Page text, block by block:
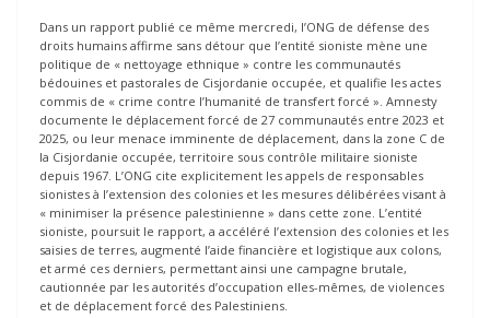
Dans un rapport publié ce même mercredi, l’ONG de défense des
droits humains affirme sans détour que l’entité sioniste mène une
politique de « nettoyage ethnique » contre les communautés
bédouines et pastorales de Cisjordanie occupée, et qualifie les actes
commis de « crime contre l’humanité de transfert forcé ». Amnesty
documente le déplacement forcé de 27 communautés entre 2023 et
2025, ou leur menace imminente de déplacement, dans la zone C de
la Cisjordanie occupée, territoire sous contrôle militaire sioniste
depuis 1967. L’ONG cite explicitement les appels de responsables
sionistes à l’extension des colonies et les mesures délibérées visant à
« minimiser la présence palestinienne » dans cette zone. L’entité
sioniste, poursuit le rapport, a accéléré l’extension des colonies et les
saisies de terres, augmenté l’aide financière et logistique aux colons,
et armé ces derniers, permettant ainsi une campagne brutale,
cautionnée par les autorités d’occupation elles-mêmes, de violences
et de déplacement forcé des Palestiniens.